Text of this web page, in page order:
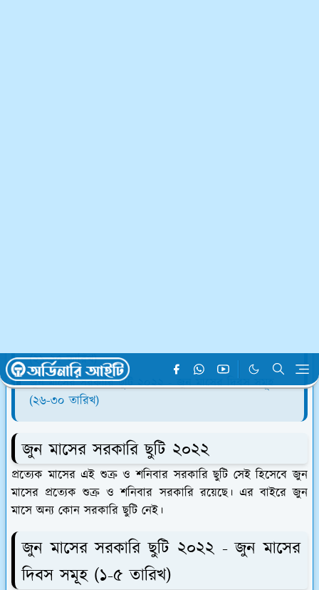
(২১-২৫ তারিখ)
জুন মাসের সরকারি ছুটি ২০২২ - জুন মাসের দিবস সমূহ
(২৬-৩০ তারিখ)
জুন মাসের সরকারি ছুটি ২০২২
প্রত্যেক মাসের এই শুক্র ও শনিবার সরকারি ছুটি সেই হিসেবে জুন
মাসের প্রত্যেক শুক্র ও শনিবার সরকারি রয়েছে। এর বাইরে জুন
মাসে অন্য কোন সরকারি ছুটি নেই।
জুন মাসের সরকারি ছুটি ২০২২ - জুন মাসের
দিবস সমূহ (১-৫ তারিখ)